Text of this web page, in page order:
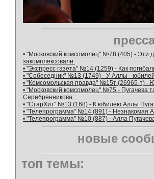
• "Московский комсомолец" №78 (405) - Эти
закомплексовали.
• "Экспресс газета" №14 (1259) - Как
• "Собеседник" №13 (1749) - У Аллы - юбилей.
• "Комсомольская правда" №15т (26965-т) -
• "Московский комсомолец" №75 - Пугачева
Серебренникова.
• "СтарХит" №13 (168) - К юбилею Аллы
• "Телепрограмма" №14 (891) - Незнакомая
• "Телепрограмма" №10 (887) - Алла
новые
топ темы: